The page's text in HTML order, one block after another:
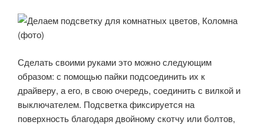
Сделать своими руками это можно следующим
образом: с помощью пайки подсоединить их к
драйверу, а его, в свою очередь, соединить с вилкой и
выключателем. Подсветка фиксируется на
поверхность благодаря двойному скотчу или болтов,